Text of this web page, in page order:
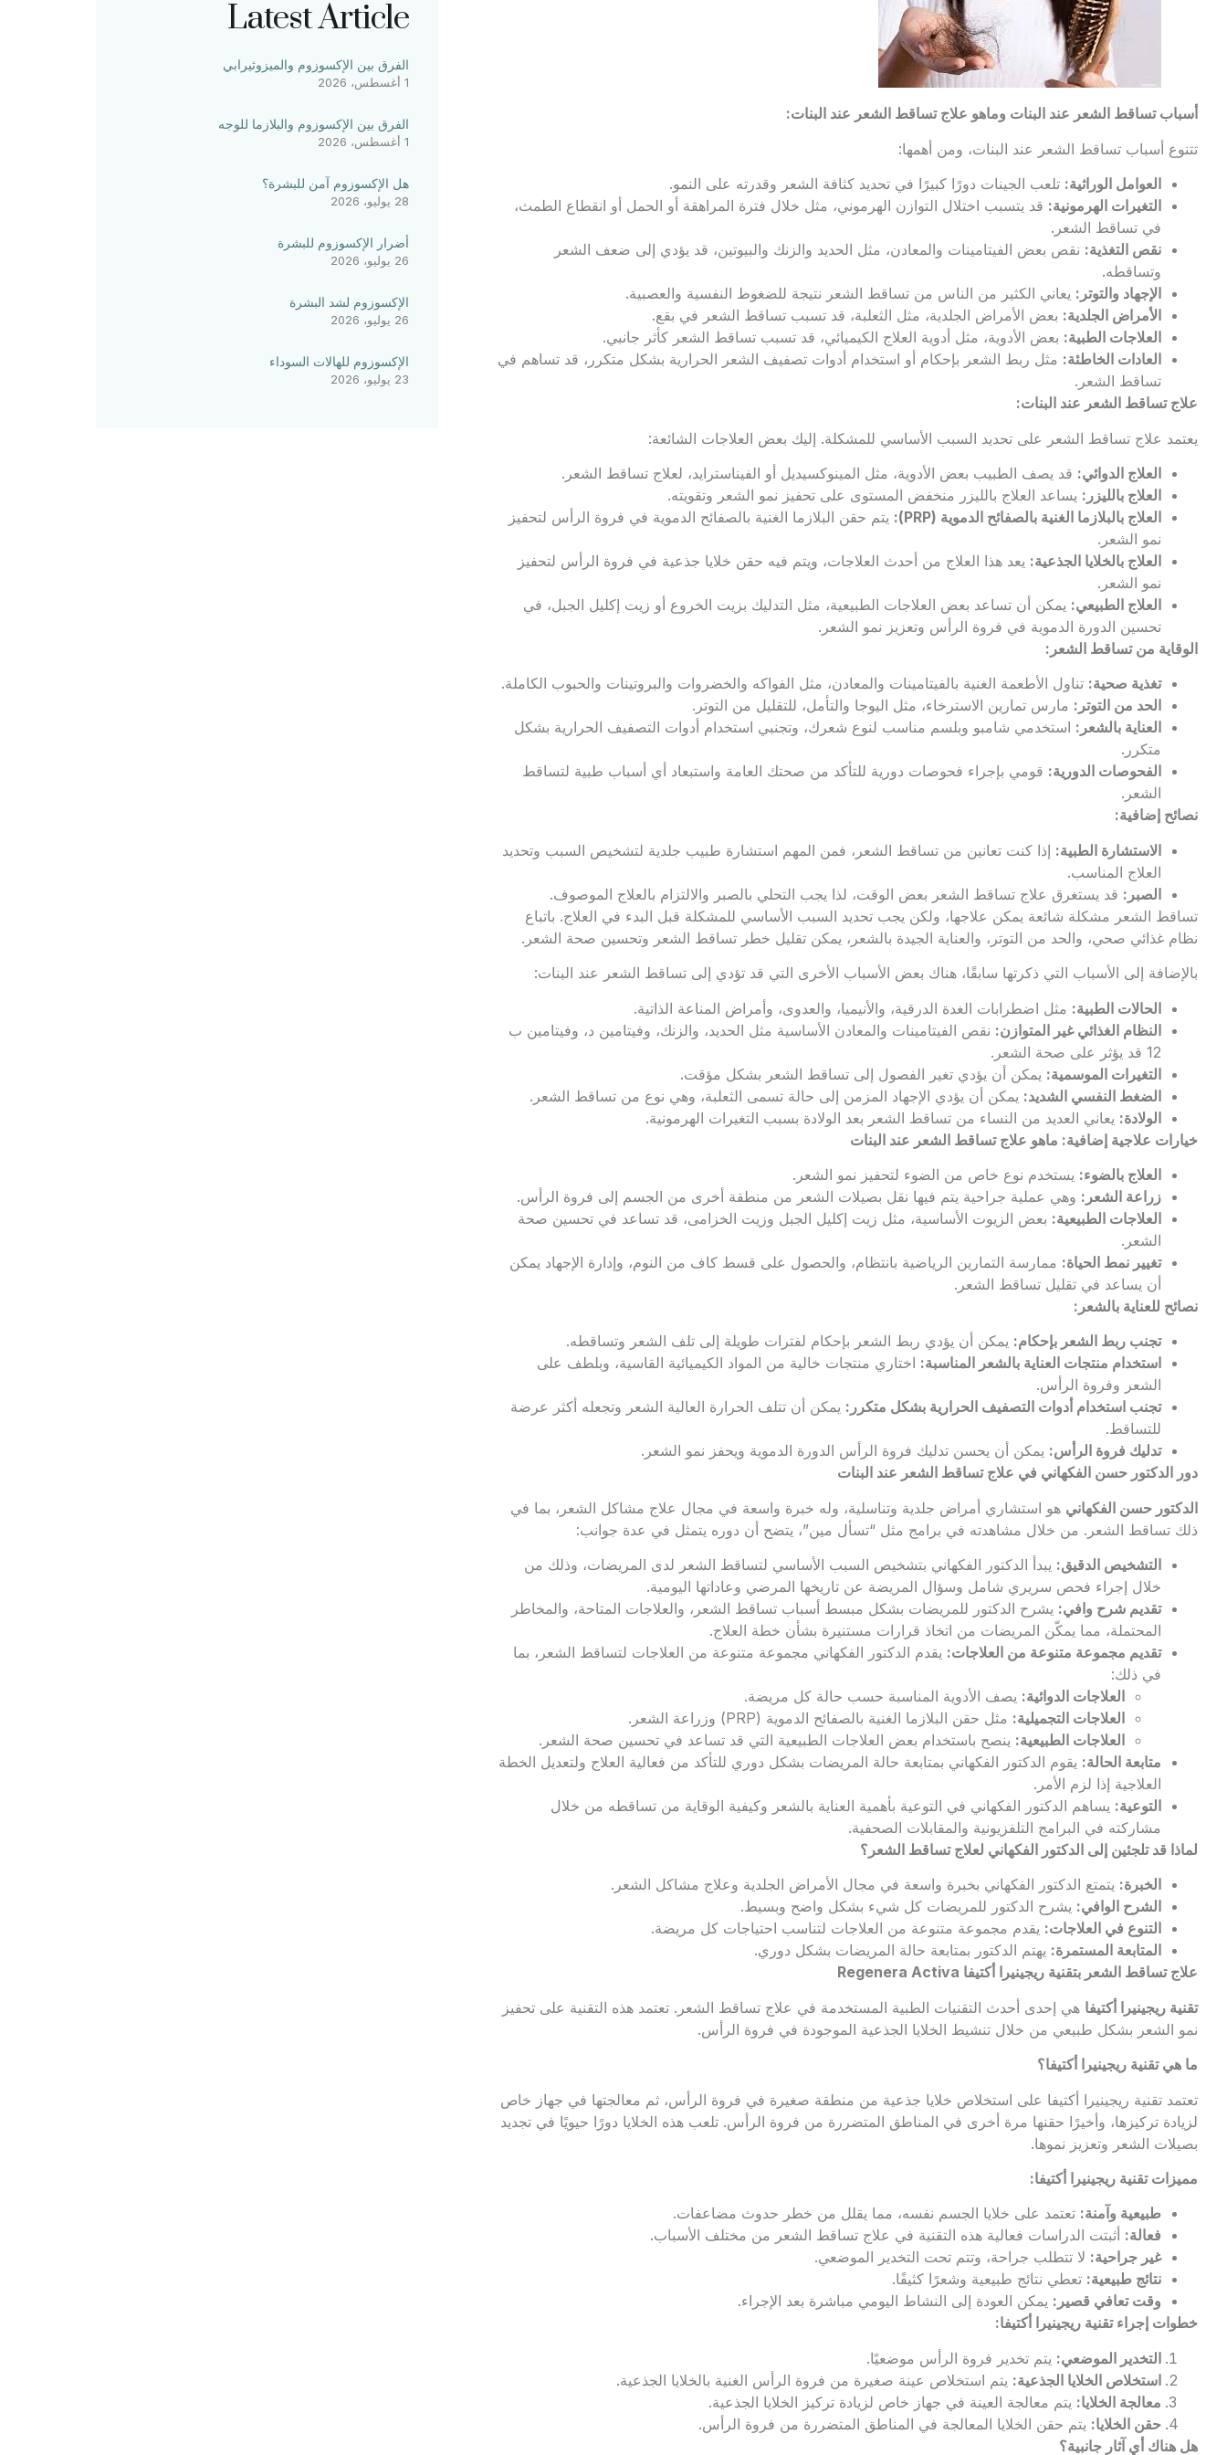
أسباب تساقط الشعر عند البنات وماهو علاج تساقط الشعر عند البنات:
تتنوع أسباب تساقط الشعر عند البنات، ومن أهمها:
العوامل الوراثية: تلعب الجينات دورًا كبيرًا في تحديد كثافة الشعر وقدرته على النمو.
التغيرات الهرمونية: قد يتسبب اختلال التوازن الهرموني، مثل خلال فترة المراهقة أو الحمل أو انقطاع الطمث،
في تساقط الشعر.
نقص التغذية: نقص بعض الفيتامينات والمعادن، مثل الحديد والزنك والبيوتين، قد يؤدي إلى ضعف الشعر
وتساقطه.
الإجهاد والتوتر : يعاني الكثير من الناس من تساقط الشعر نتيجة للضغوط النفسية والعصبية.
الأمراض الجلدية: بعض الأمراض الجلدية، مثل الثعلبة، قد تسبب تساقط الشعر في بقع.
العلاجات الطبية: بعض الأدوية، مثل أدوية العلاج الكيميائي، قد تسبب تساقط الشعر كأثر جانبي.
العادات الخاطئة: مثل ربط الشعر بإحكام أو استخدام أدوات تصفيف الشعر الحرارية بشكل متكرر، قد تساهم في
تساقط الشعر.
علاج تساقط الشعر عند البنات:
يعتمد علاج تساقط الشعر على تحديد السبب الأساسي للمشكلة. إليك بعض العلاجات الشائعة:
العلاج الدوائي: قد يصف الطبيب بعض الأدوية، مثل المينوكسيديل أو الفيناسترايد، لعلاج تساقط الشعر.
العلاج بالليزر : يساعد العلاج بالليزر منخفض المستوى على تحفيز نمو الشعر وتقويته.
العلاج بالبلازما الغنية بالصفائح الدموية (PRP):
يتم حقن البلازما الغنية بالصفائح الدموية في فروة الرأس لتحفيز
نمو الشعر.
العلاج بالخلايا الجذعية: يعد هذا العلاج من أحدث العلاجات، ويتم فيه حقن خلايا جذعية في فروة الرأس لتحفيز
نمو الشعر.
العلاج الطبيعي: يمكن أن تساعد بعض العلاجات الطبيعية، مثل التدليك بزيت الخروع أو زيت إكليل الجبل، في
تحسين الدورة الدموية في فروة الرأس وتعزيز نمو الشعر.
الوقاية من تساقط الشعر :
تغذية صحية: تناول الأطعمة الغنية بالفيتامينات والمعادن، مثل الفواكه والخضروات والبروتينات والحبوب الكاملة.
الحد من التوتر : مارس تمارين الاسترخاء، مثل اليوجا والتأمل، للتقليل من التوتر.
العناية بالشعر : استخدمي شامبو وبلسم مناسب لنوع شعرك، وتجنبي استخدام أدوات التصفيف الحرارية بشكل
متكرر.
الفحوصات الدورية: قومي بإجراء فحوصات دورية للتأكد من صحتك العامة واستبعاد أي أسباب طبية لتساقط
الشعر.
نصائح إضافية:
الاستشارة الطبية: إذا كنت تعانين من تساقط الشعر، فمن المهم استشارة طبيب جلدية لتشخيص السبب وتحديد
العلاج المناسب.
الصبر : قد يستغرق علاج تساقط الشعر بعض الوقت، لذا يجب التحلي بالصبر والالتزام بالعلاج الموصوف.
تساقط الشعر مشكلة شائعة يمكن علاجها، ولكن يجب تحديد السبب الأساسي للمشكلة قبل البدء في العلاج. باتباع
نظام غذائي صحي، والحد من التوتر، والعناية الجيدة بالشعر، يمكن تقليل خطر تساقط الشعر وتحسين صحة الشعر.
بالإضافة إلى الأسباب التي ذكرتها سابقًا، هناك بعض الأسباب الأخرى التي قد تؤدي إلى تساقط الشعر عند البنات:
الحالات الطبية: مثل اضطرابات الغدة الدرقية، والأنيميا، والعدوى، وأمراض المناعة الذاتية.
النظام الغذائي غير المتوازن: نقص الفيتامينات والمعادن الأساسية مثل الحديد، والزنك، وفيتامين د، وفيتامين ب
12 قد يؤثر على صحة الشعر.
التغيرات الموسمية: يمكن أن يؤدي تغير الفصول إلى تساقط الشعر بشكل مؤقت.
الضغط النفسي الشديد: يمكن أن يؤدي الإجهاد المزمن إلى حالة تسمى الثعلبة، وهي نوع من تساقط الشعر.
الولادة: يعاني العديد من النساء من تساقط الشعر بعد الولادة بسبب التغيرات الهرمونية.
خيارات علاجية إضافية: ماهو علاج تساقط الشعر عند البنات
العلاج بالضوء: يستخدم نوع خاص من الضوء لتحفيز نمو الشعر.
زراعة الشعر : وهي عملية جراحية يتم فيها نقل بصيلات الشعر من منطقة أخرى من الجسم إلى فروة الرأس.
العلاجات الطبيعية: بعض الزيوت الأساسية، مثل زيت إكليل الجبل وزيت الخزامى، قد تساعد في تحسين صحة
الشعر.
تغيير نمط الحياة: ممارسة التمارين الرياضية بانتظام، والحصول على قسط كاف من النوم، وإدارة الإجهاد يمكن
أن يساعد في تقليل تساقط الشعر.
نصائح للعناية بالشعر :
تجنب ربط الشعر بإحكام: يمكن أن يؤدي ربط الشعر بإحكام لفترات طويلة إلى تلف الشعر وتساقطه.
استخدام منتجات العناية بالشعر المناسبة: اختاري منتجات خالية من المواد الكيميائية القاسية، وبلطف على
الشعر وفروة الرأس.
تجنب استخدام أدوات التصفيف الحرارية بشكل متكرر : يمكن أن تتلف الحرارة العالية الشعر وتجعله أكثر عرضة
للتساقط.
تدليك فروة الرأس: يمكن أن يحسن تدليك فروة الرأس الدورة الدموية ويحفز نمو الشعر.
دور الدكتور حسن الفكهاني في علاج تساقط الشعر عند البنات
الدكتور حسن الفكهاني هو استشاري أمراض جلدية وتناسلية، وله خبرة واسعة في مجال علاج مشاكل الشعر، بما في
ذلك تساقط الشعر. من خلال مشاهدته في برامج مثل “تسأل مين”، يتضح أن دوره يتمثل في عدة جوانب:
التشخيص الدقيق: يبدأ الدكتور الفكهاني بتشخيص السبب الأساسي لتساقط الشعر لدى المريضات، وذلك من
خلال إجراء فحص سريري شامل وسؤال المريضة عن تاريخها المرضي وعاداتها اليومية.
تقديم شرح وافي: يشرح الدكتور للمريضات بشكل مبسط أسباب تساقط الشعر، والعلاجات المتاحة، والمخاطر
المحتملة، مما يمكّن المريضات من اتخاذ قرارات مستنيرة بشأن خطة العلاج.
تقديم مجموعة متنوعة من العلاجات: يقدم الدكتور الفكهاني مجموعة متنوعة من العلاجات لتساقط الشعر، بما
في ذلك:
العلاجات الدوائية: يصف الأدوية المناسبة حسب حالة كل مريضة.
العلاجات التجميلية: مثل حقن البلازما الغنية بالصفائح الدموية (PRP) وزراعة الشعر.
العلاجات الطبيعية: ينصح باستخدام بعض العلاجات الطبيعية التي قد تساعد في تحسين صحة الشعر.
متابعة الحالة: يقوم الدكتور الفكهاني بمتابعة حالة المريضات بشكل دوري للتأكد من فعالية العلاج ولتعديل الخطة
العلاجية إذا لزم الأمر.
التوعية: يساهم الدكتور الفكهاني في التوعية بأهمية العناية بالشعر وكيفية الوقاية من تساقطه من خلال
مشاركته في البرامج التلفزيونية والمقابلات الصحفية.
لماذا قد تلجئين إلى الدكتور الفكهاني لعلاج تساقط الشعر؟
الخبرة: يتمتع الدكتور الفكهاني بخبرة واسعة في مجال الأمراض الجلدية وعلاج مشاكل الشعر.
الشرح الوافي: يشرح الدكتور للمريضات كل شيء بشكل واضح وبسيط.
التنوع في العلاجات: يقدم مجموعة متنوعة من العلاجات لتناسب احتياجات كل مريضة.
المتابعة المستمرة: يهتم الدكتور بمتابعة حالة المريضات بشكل دوري.
علاج تساقط الشعر بتقنية ريجينيرا أكتيفا
تقنية ريجينيرا أكتيفا هي إحدى أحدث التقنيات الطبية المستخدمة في علاج تساقط الشعر. تعتمد هذه التقنية على تحفيز
نمو الشعر بشكل طبيعي من خلال تنشيط الخلايا الجذعية الموجودة في فروة الرأس.
ما هي تقنية ريجينيرا أكتيفا؟
تعتمد تقنية ريجينيرا أكتيفا على استخلاص خلايا جذعية من منطقة صغيرة في فروة الرأس، ثم معالجتها في جهاز خاص
لزيادة تركيزها، وأخيرًا حقنها مرة أخرى في المناطق المتضررة من فروة الرأس. تلعب هذه الخلايا دورًا حيويًا في تجديد
بصيلات الشعر وتعزيز نموها.
مميزات تقنية ريجينيرا أكتيفا:
طبيعية وآمنة: تعتمد على خلايا الجسم نفسه، مما يقلل من خطر حدوث مضاعفات.
فعالة: أثبتت الدراسات فعالية هذه التقنية في علاج تساقط الشعر من مختلف الأسباب.
غير جراحية: لا تتطلب جراحة، وتتم تحت التخدير الموضعي.
نتائج طبيعية: تعطي نتائج طبيعية وشعرًا كثيفًا.
وقت تعافي قصير : يمكن العودة إلى النشاط اليومي مباشرة بعد الإجراء.
خطوات إجراء تقنية ريجينيرا أكتيفا:
التخدير الموضعي: يتم تخدير فروة الرأس موضعيًا.
استخلاص الخلايا الجذعية: يتم استخلاص عينة صغيرة من فروة الرأس الغنية بالخلايا الجذعية.
معالجة الخلايا: يتم معالجة العينة في جهاز خاص لزيادة تركيز الخلايا الجذعية.
حقن الخلايا: يتم حقن الخلايا المعالجة في المناطق المتضررة من فروة الرأس.
هل هناك أي آثار جانبية؟
Latest Article
الفرق بين الإكسوزوم والميزوثيرابي
1 أغسطس، 2026
الفرق بين الإكسوزوم والبلازما للوجه
1 أغسطس، 2026
هل الإكسوزوم آمن للبشرة؟
28 يوليو، 2026
أضرار الإكسوزوم للبشرة
26 يوليو، 2026
الإكسوزوم لشد البشرة
26 يوليو، 2026
الإكسوزوم للهالات السوداء
23 يوليو، 2026